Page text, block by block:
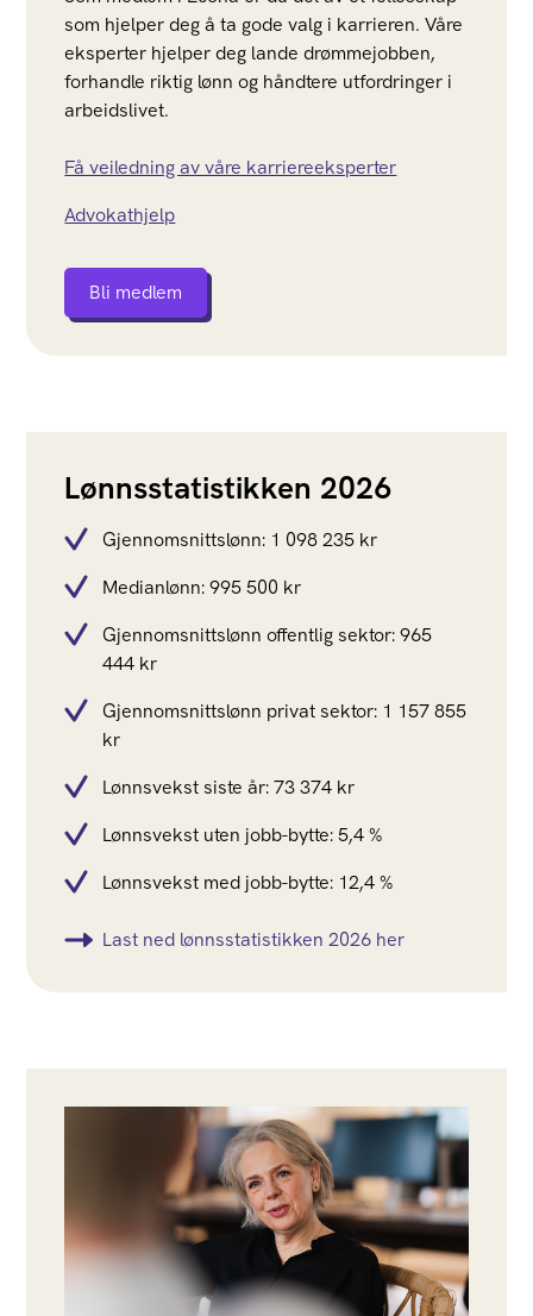
som hjelper deg å ta gode valg i karrieren. Våre
eksperter hjelper deg lande drømmejobben,
forhandle riktig lønn og håndtere utfordringer i
arbeidslivet.
Få veiledning av våre karriereeksperter
Advokathjelp
Bli medlem
Lønnsstatistikken 2026
Gjennomsnittslønn: 1 098 235 kr
Medianlønn: 995 500 kr
Gjennomsnittslønn offentlig sektor: 965
444 kr
Gjennomsnittslønn privat sektor: 1 157 855
kr
Lønnsvekst siste år: 73 374 kr
Lønnsvekst uten jobb-bytte: 5,4 %
Lønnsvekst med jobb-bytte: 12,4 %
Last ned lønnsstatistikken 2026 her